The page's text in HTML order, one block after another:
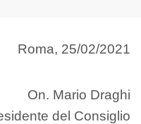
Roma, 25/02/2021
On. Mario Draghi
del Consiglio